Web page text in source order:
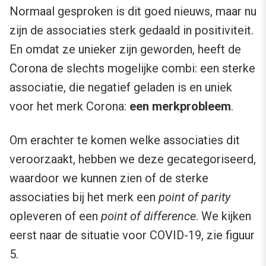
Normaal gesproken is dit goed nieuws, maar nu
zijn de associaties sterk gedaald in positiviteit.
En omdat ze unieker zijn geworden, heeft de
Corona de slechts mogelijke combi: een sterke
associatie, die negatief geladen is en uniek
voor het merk Corona: een merkprobleem.
Om erachter te komen welke associaties dit
veroorzaakt, hebben we deze gecategoriseerd,
waardoor we kunnen zien of de sterke
associaties bij het merk een point of parity
opleveren of een point of difference. We kijken
eerst naar de situatie voor COVID-19, zie figuur
5.